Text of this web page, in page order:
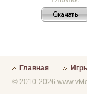
Главная
© 2010-2026